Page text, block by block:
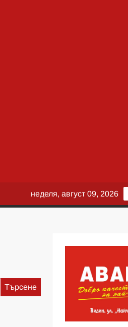
неделя, август 09, 2026
Търсене
за: